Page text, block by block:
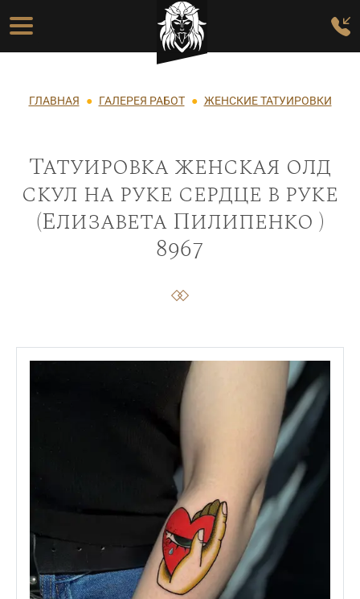
Перейти к основному содержанию
Основная навигация
Строка навигации
ГЛАВНАЯ ГАЛЕРЕЯ РАБОТ ЖЕНСКИЕ ТАТУИРОВКИ
Татуировка женская олд
скул на руке сердце в руке
(Елизавета Пилипенко )
8967